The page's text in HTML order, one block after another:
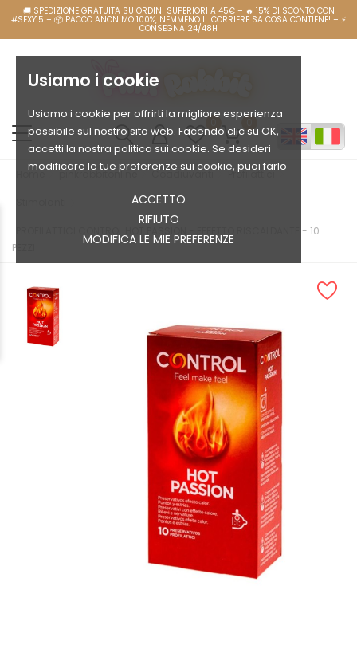
Usiamo i cookie
Usiamo i cookie per offrirti la migliore esperienza
possibile sul nostro sito web. Facendo clic su OK,
accetti la nostra politica sui cookie. Se desideri
modificare le tue preferenze sui cookie, puoi farlo
ACCETTO
RIFIUTO
MODIFICA LE MIE PREFERENZE
Home pinkrabbitonline Coadiuvanti Profilattici
PROFILATTICI CONTROL HOT PASSION - EFFETTO RISCALDANTE - 10
PEZZI